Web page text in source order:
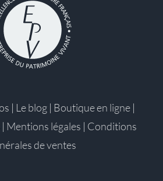
| Le blog | Boutique en ligne |
| Mentions légales | Conditions
de ventes